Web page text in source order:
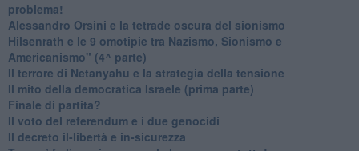
problema!
​Alessandro Orsini e la tetrade oscura del sionismo
​Hilsenrath e le 9 omotipie tra Nazismo, Sionismo e
Americanismo" (4^ parte)
​Il terrore di Netanyahu e la strategia della tensione
Il mito della democratica Israele (prima parte)
​Finale di partita?
​Il voto del referendum e i due genocidi
Il decreto il-libertà e in-sicurezza